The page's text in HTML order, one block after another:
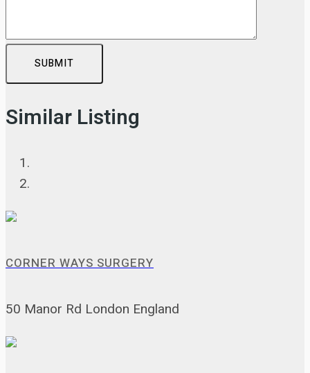
SUBMIT
Similar Listing
CORNER WAYS SURGERY
50 Manor Rd London England